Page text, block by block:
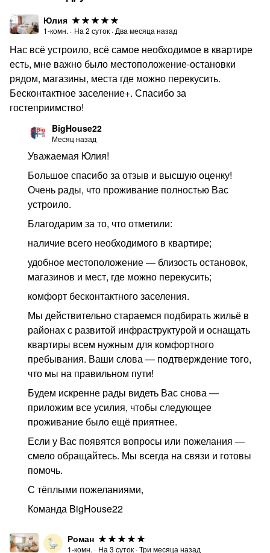
Юлия
1-комн. · На 2 суток · Два месяца назад
Нас всё устроило, всё самое необходимое в квартире
есть, мне важно было местоположение-остановки
рядом, магазины, места где можно перекусить.
Бесконтактное заселение+. Спасибо за
гостеприимство!
BigHouse22
Месяц назад
Уважаемая Юлия!
Большое спасибо за отзыв и высшую оценку!
Очень рады, что проживание полностью Вас
устроило.
Благодарим за то, что отметили:
наличие всего необходимого в квартире;
удобное местоположение — близость остановок,
магазинов и мест, где можно перекусить;
комфорт бесконтактного заселения.
Мы действительно стараемся подбирать жильё в
районах с развитой инфраструктурой и оснащать
квартиры всем нужным для комфортного
пребывания. Ваши слова — подтверждение того,
что мы на правильном пути!
Будем искренне рады видеть Вас снова —
приложим все усилия, чтобы следующее
проживание было ещё приятнее.
Если у Вас появятся вопросы или пожелания —
смело обращайтесь. Мы всегда на связи и готовы
помочь.
С тёплыми пожеланиями,
Команда BigHouse22
Роман
1-комн. · На 3 суток ·Три месяца назад